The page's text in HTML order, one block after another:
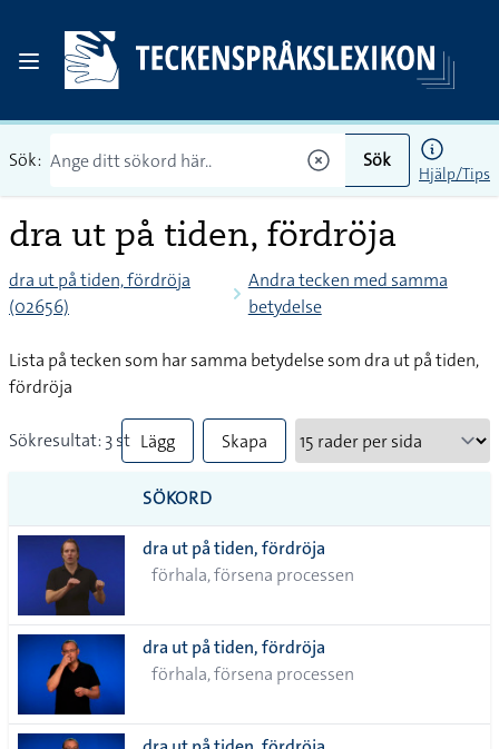
Sök: Sök
Hjälp/Tips
dra ut på tiden, fördröja
dra ut på tiden, fördröja
(02656)
Andra tecken med samma
betydelse
Lista på tecken som har samma betydelse som dra ut på tiden,
fördröja
Sökresultat: 3 st Lägg
till
alla i
lista
Skapa
SÖKORD
dra ut på tiden, fördröja
förhala, försena processen
dra ut på tiden, fördröja
förhala, försena processen